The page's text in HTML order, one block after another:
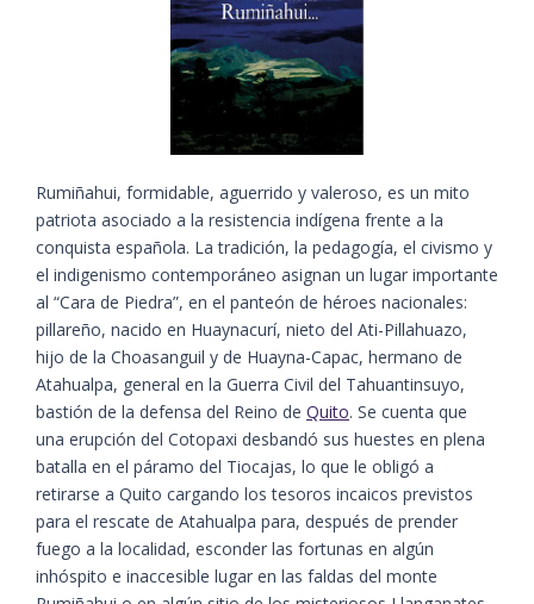
Rumiñahui, formidable, aguerrido y valeroso, es un mito
patriota asociado a la resistencia indígena frente a la
conquista española. La tradición, la pedagogía, el civismo y
el indigenismo contemporáneo asignan un lugar importante
al “Cara de Piedra”, en el panteón de héroes nacionales:
pillareño, nacido en Huaynacurí, nieto del Ati-Pillahuazo,
hijo de la Choasanguil y de Huayna-Capac, hermano de
Atahualpa, general en la Guerra Civil del Tahuantinsuyo,
bastión de la defensa del Reino de Quito. Se cuenta que
una erupción del Cotopaxi desbandó sus huestes en plena
batalla en el páramo del Tiocajas, lo que le obligó a
retirarse a Quito cargando los tesoros incaicos previstos
para el rescate de Atahualpa para, después de prender
fuego a la localidad, esconder las fortunas en algún
inhóspito e inaccesible lugar en las faldas del monte